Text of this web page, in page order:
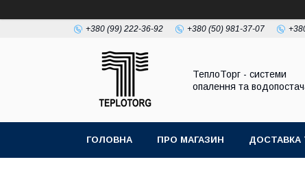
+380 (99) 222-36-92 +380 (50) 981-37-07
ТеплоТорг - системи
опалення та
ГОЛОВНА ПРО МАГАЗИН ДОСТАВКА